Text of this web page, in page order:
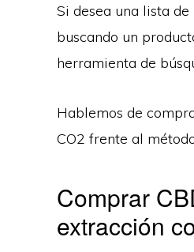
Si desea una lista
buscando un
herramienta de
Hablemos de
CO2 frente al
Comprar
extracción